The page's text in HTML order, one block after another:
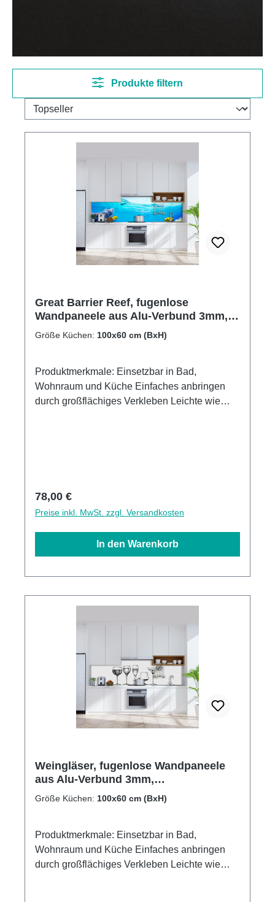
Produkte filtern
Great Barrier Reef, fugenlose
Wandpaneele aus Alu-Verbund 3mm,
Küchenrückwand
Größe Küchen: 100x60 cm (BxH)
Produktmerkmale: Einsetzbar in Bad,
Wohnraum und Küche Einfaches anbringen
durch großflächiges Verkleben Leichte wie
Regulärer Preis:
78,00 €
Preise inkl. MwSt. zzgl. Versandkosten
In den Warenkorb
Weingläser, fugenlose Wandpaneele
aus Alu-Verbund 3mm,
Küchenrückwand
Größe Küchen: 100x60 cm (BxH)
Produktmerkmale: Einsetzbar in Bad,
Wohnraum und Küche Einfaches anbringen
durch großflächiges Verkleben Leichte wie